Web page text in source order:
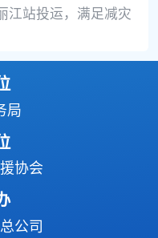
江站投运，满足减灾
局
协会
公司